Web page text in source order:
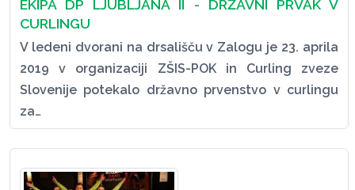
EKIPA DP LJUBLJANA II - DRŽAVNI PRVAK V
CURLINGU
V ledeni dvorani na drsališču v Zalogu je 23. aprila
2019 v organizaciji ZŠIS-POK in Curling zveze
Slovenije potekalo državno prvenstvo v curlingu
za…